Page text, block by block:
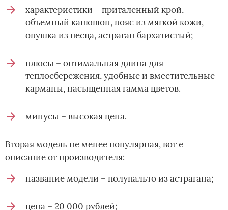
характеристики – приталенный крой,
объемный капюшон, пояс из мягкой кожи,
опушка из песца, астраган бархатистый;
плюсы – оптимальная длина для
теплосбережения, удобные и вместительные
карманы, насыщенная гамма цветов.
минусы – высокая цена.
Вторая модель не менее популярная, вот е
описание от производителя:
название модели – полупальто из астрагана;
цена – 20 000 рублей;